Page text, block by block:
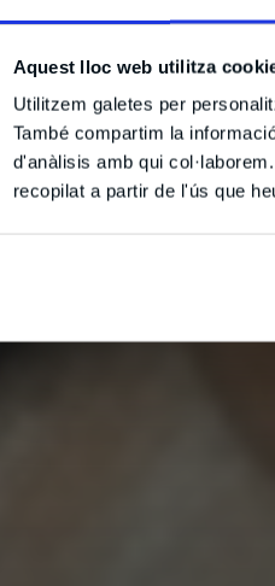
Aquest lloc web utilitza
Utilitzem galetes per
També compartim la
d'anàlisis amb qui
recopilat a partir de l'ús que